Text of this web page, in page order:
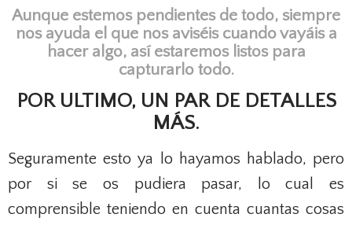
Aunque estemos pendientes de todo, siempre
nos ayuda el que nos aviséis cuando vayáis a
hacer algo, así estaremos listos para
capturarlo todo.
POR ULTIMO, UN PAR DE DETALLES
MÁS.
Seguramente esto ya lo hayamos hablado, pero
por si se os pudiera pasar, lo cual es
comprensible teniendo en cuenta cuantas cosas